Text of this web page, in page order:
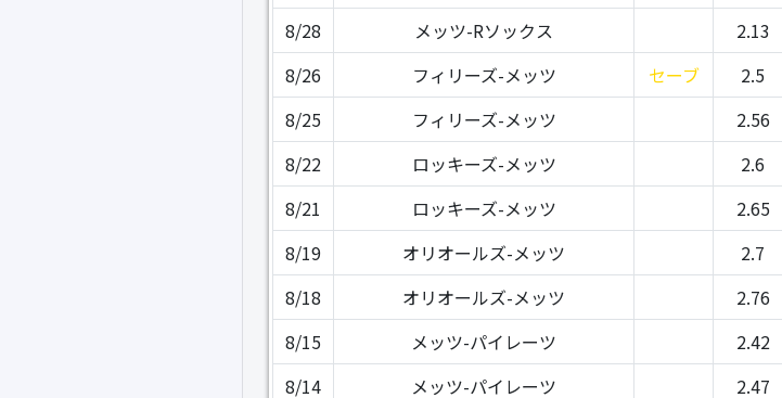
8/28
メッツ-Rソックス 2.13
8/26
フィリーズ-メッツ セーブ 2.5
8/25
フィリーズ-メッツ 2.56
8/22
ロッキーズ-メッツ 2.6
8/21
ロッキーズ-メッツ 2.65
8/19
オリオールズ-メッツ 2.7
8/18
オリオールズ-メッツ 2.76
8/15
メッツ-パイレーツ 2.42
8/14
メッツ-パイレーツ 2.47